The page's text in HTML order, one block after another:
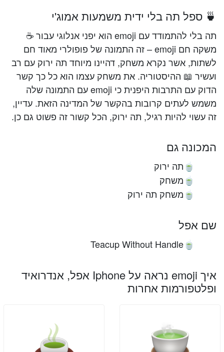
🍵 ספל תה בלי ידית משמעות אמוג'י
תה בלי להתמודד עם emoji הוא יפני אנלוגי עבור ☕
משקה חם emoji – זה התמונה של פופולרי מאוד חם
לשתות, אשר נקרא משחק, דהיינו מיוחד תה ירוק עם רב
ועשיר 📖 ההיסטוריה. את משחק עצמו הוא כל כך קשר
הדוק עם התרבות היפנית כי emoji עם התמונה שלה
משמש לעתים קרובות בהקשר של המדינה הזאת. עדיין,
זה עשוי להיות רגיל, תה ירוק, הכל קשור זה פשוט גם כן.
המכונה גם
🍵 תה ירוק
🍵 משחק
🍵 משחק תה ירוק
שם אפל
🍵
Teacup Without Handle
איך emoji נראה על Iphone אפל, אנדרואיד
ופלטפורמות אחרות